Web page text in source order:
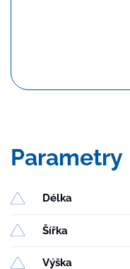
Parametry
Délka
Šířka
Výška